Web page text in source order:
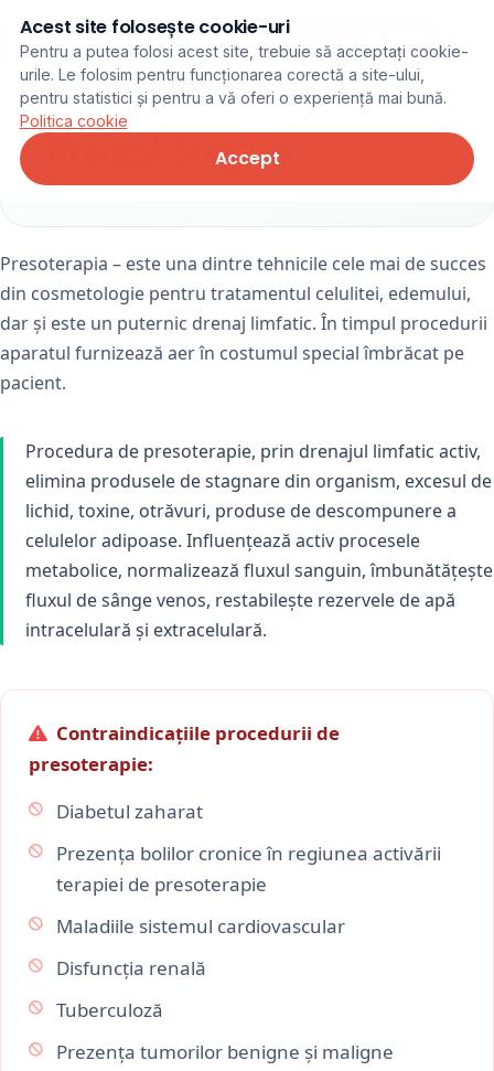
Programare online
Presoterapie
Presoterapia – este una dintre tehnicile cele mai de succes
din cosmetologie pentru tratamentul celulitei, edemului,
dar și este un puternic drenaj limfatic. În timpul procedurii
aparatul furnizează aer în costumul special îmbrăcat pe
pacient.
Procedura de presoterapie, prin drenajul limfatic activ,
elimina produsele de stagnare din organism, excesul de
lichid, toxine, otrăvuri, produse de descompunere a
celulelor adipoase. Influențează activ procesele
metabolice, normalizează fluxul sanguin, îmbunătățește
fluxul de sânge venos, restabilește rezervele de apă
intracelulară și extracelulară.
Contraindicațiile procedurii de
presoterapie:
Diabetul zaharat
Prezența bolilor cronice în regiunea activării
terapiei de presoterapie
Maladiile sistemul cardiovascular
Disfuncția renală
Tuberculoză
Prezența tumorilor benigne și maligne
Acest site folosește cookie-uri
Pentru a putea folosi acest site, trebuie să acceptați cookie-
urile. Le folosim pentru funcționarea corectă a site-ului,
pentru statistici și pentru a vă oferi o experiență mai bună.
Politica cookie
Accept